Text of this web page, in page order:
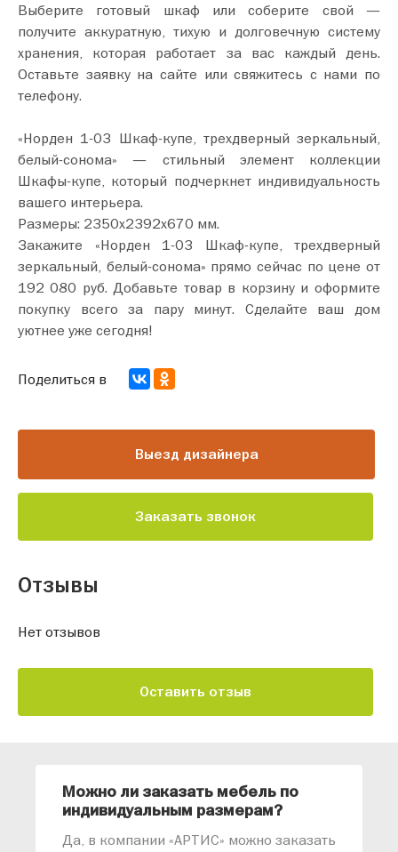
Выберите готовый шкаф или соберите свой —
получите аккуратную, тихую и долговечную систему
хранения, которая работает за вас каждый день.
Оставьте заявку на сайте или свяжитесь с нами по
телефону.
«Норден 1-03 Шкаф-купе, трехдверный зеркальный,
белый-сонома» — стильный элемент коллекции
Шкафы-купе, который подчеркнет индивидуальность
вашего интерьера.
Размеры: 2350х2392х670 мм.
Закажите «Норден 1-03 Шкаф-купе, трехдверный
зеркальный, белый-сонома» прямо сейчас по цене от
192 080 руб. Добавьте товар в корзину и оформите
покупку всего за пару минут. Сделайте ваш дом
уютнее уже сегодня!
Выезд дизайнера
Заказать звонок
Поделиться в
Отзывы
Нет отзывов
Оставить отзыв
Можно ли заказать мебель по
индивидуальным размерам?
Да, в компании «АРТИС» можно заказать